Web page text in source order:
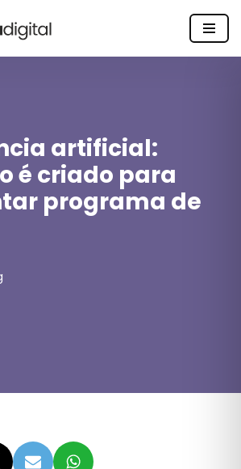
artificial:
é criado para
programa de